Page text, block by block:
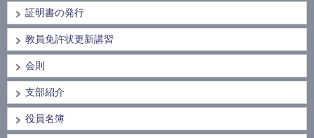
証明書の発行
教員免許状更新講習
会則
支部紹介
役員名簿